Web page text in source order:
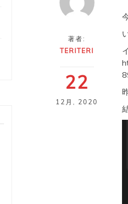
著者:
TERITERI
22
12月 2020